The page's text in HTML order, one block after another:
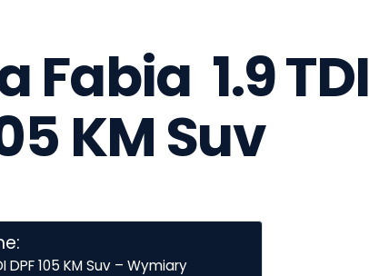
Fabia  1.9 TDI
KM Suv
DPF 105 KM Suv – Wymiary